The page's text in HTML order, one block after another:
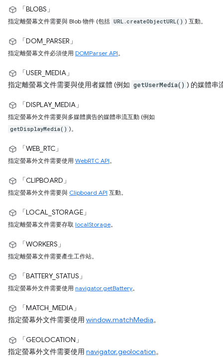
「BLOBS」
指定離螢幕文件需要與 Blob 物件 (包括 URL.createObjectURL() ) 互動。
「DOM_PARSER」
指定離螢幕文件必須使用 DOMParser API。
「USER_MEDIA」
指定離螢幕文件需要與使用者媒體 (例如 getUserMedia() ) 的媒體串
「DISPLAY_MEDIA」
指定螢幕外文件需要與多媒體廣告的媒體串流互動 (例如
getDisplayMedia() )。
「WEB_RTC」
指定螢幕外文件需要使用 WebRTC API。
「CLIPBOARD」
指定螢幕外文件需要與 Clipboard API 互動。
「LOCAL_STORAGE」
指定離螢幕文件需要存取 localStorage。
「WORKERS」
指定離螢幕文件需要產生工作站。
「BATTERY_STATUS」
指定螢幕外文件需要使用 navigator.getBattery。
「MATCH_MEDIA」
指定螢幕外文件需要使用 window.matchMedia。
「GEOLOCATION」
指定螢幕外文件需要使用 navigator.geolocation。